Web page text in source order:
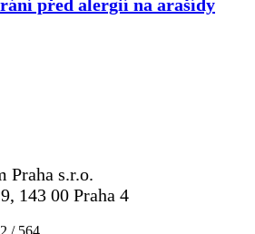
před alergií na arašídy
Praha s.r.o.
143 00 Praha 4
/ 564